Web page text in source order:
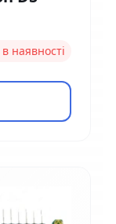
наявності